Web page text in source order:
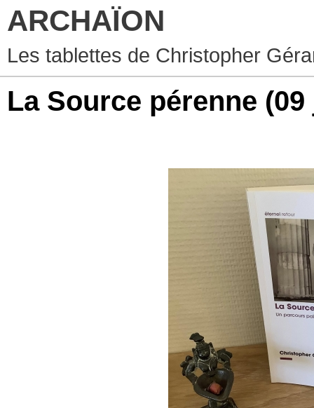
ARCHAÏON
Les tablettes de Christopher
La Source pérenne